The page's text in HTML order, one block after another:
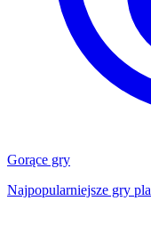
Gorące gry
Najpopularniejsze gry